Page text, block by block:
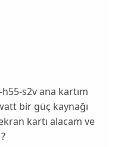
s2v ana kartım
bir güç kaynağı
kartı alacam ve